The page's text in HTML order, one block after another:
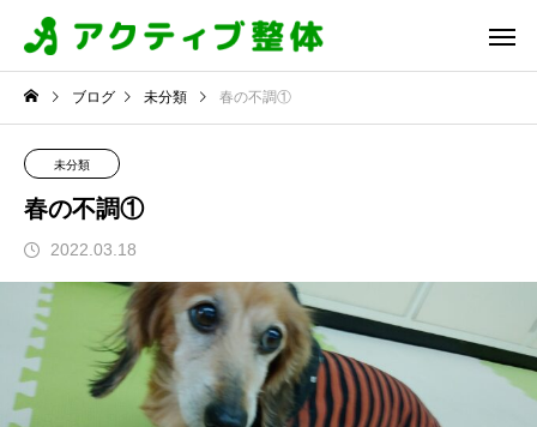
ブログ 未分類 春の不調①
未分類
春の不調①
2022.03.18